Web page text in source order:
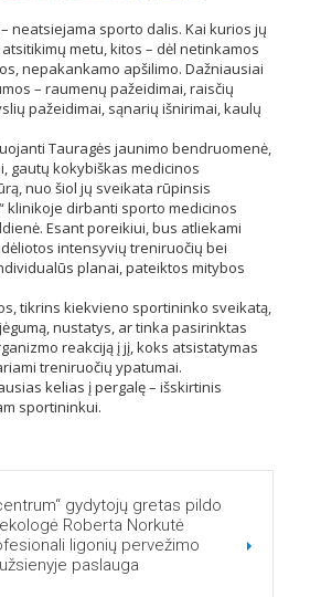
neatsiejama sporto dalis. Kai kurios jų
metu, kitos – dėl netinkamos
nepakankamo apšilimo. Dažniausiai
– raumenų pažeidimai, raisčių
pažeidimai, sąnarių išnirimai, kaulų
Tauragės jaunimo bendruomenė,
gautų kokybiškas medicinos
nuo šiol jų sveikata rūpinsis
klinikoje dirbanti sporto medicinos
Esant poreikiui, bus atliekami
intensyvių treniruočių bei
planai, pateiktos mitybos
tikrins kiekvieno sportininko sveikatą,
nustatys, ar tinka pasirinktas
reakciją į jį, koks atsistatymas
treniruočių ypatumai.
kelias į pergalę – išskirtinis
sportininkui.
gydytojų gretas pildo
Roberta Norkutė
ligonių pervežimo
paslauga